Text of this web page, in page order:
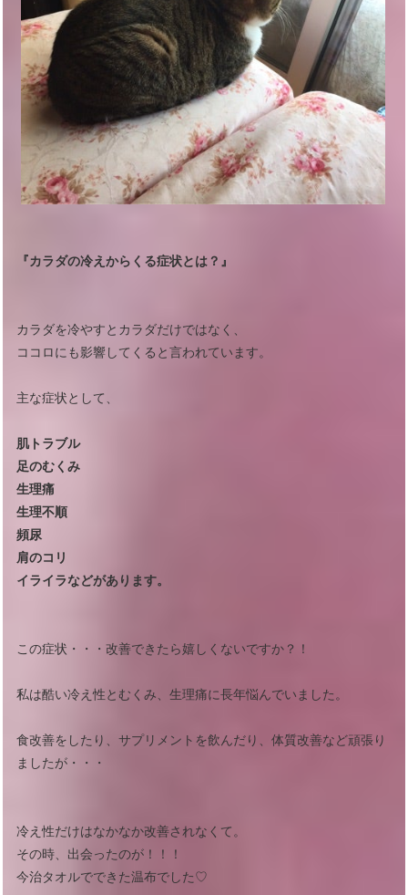
『カラダの冷えからくる症状とは？』
カラダを冷やすとカラダだけではなく、
ココロにも影響してくると言われています。
主な症状として、
肌トラブル
足のむくみ
生理痛
生理不順
頻尿
肩のコリ
イライラなどがあります。
この症状・・・改善できたら嬉しくないですか？！
私は酷い冷え性とむくみ、生理痛に長年悩んでいました。
食改善をしたり、サプリメントを飲んだり、体質改善など頑張り
ましたが・・・
冷え性だけはなかなか改善されなくて。
その時、出会ったのが！！！
今治タオルでできた温布でした♡